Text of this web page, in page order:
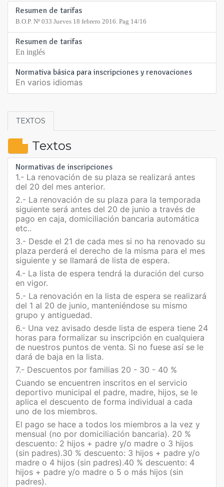
Resumen de tarifas
B.O.P. Nº 033 Jueves 18 febrero 2016. Pag 14/16
Resumen de tarifas
En inglés
Normativa básica para inscripciones y renovaciones
En varios idiomas
TEXTOS
Textos
Normativas de inscripciones
1.- La renovación de su plaza se realizará antes
del 20 del mes anterior.
2.- La renovación de su plaza para la temporada
siguiente será antes del 20 de junio a través de
pago en caja, domiciliación bancaria automática
etc..
3.- Desde el 21 de cada mes si no ha renovado su
plaza perderá el derecho de la misma para el mes
siguiente y se llamará de lista de espera.
4.- La lista de espera tendrá la duración del curso
en vigor.
5.- La renovación en la lista de espera se realizará
del 1 al 20 de junio, manteniéndose su mismo
grupo y antiguedad.
6.- Una vez avisado desde lista de espera tiene 24
horas para formalizar su inscripción en cualquiera
de nuestros puntos de venta. Si no fuese así se le
dará de baja en la lista.
7.- Descuentos por familias 20 - 30 - 40 %
Cuando se encuentren inscritos en el servicio
deportivo municipal el padre, madre, hijos, se le
aplica el descuento de forma individual a cada
uno de los miembros.
El pago se hace a todos los miembros a la vez y
mensual (no por domiciliación bancaria). 20 %
descuento: 2 hijos + padre y/o madre o 3 hijos
(sin padres).30 % descuento: 3 hijos + padre y/o
madre o 4 hijos (sin padres).40 % descuento: 4
hijos + padre y/o madre o 5 o más hijos (sin
padres).